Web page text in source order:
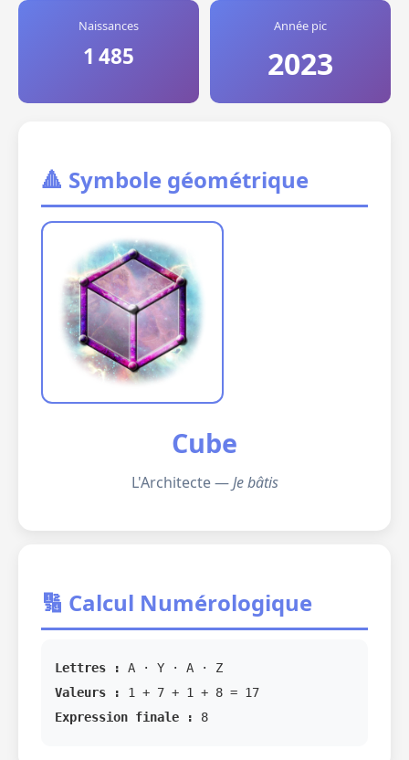
Naissances
1 485
Année pic
2023
🔺 Symbole géométrique
Cube
L'Architecte —Je bâtis
🔢 Calcul Numérologique
Lettres :
A · Y · A · Z
Valeurs :
1 + 7 + 1 + 8 = 17
Expression finale :
8